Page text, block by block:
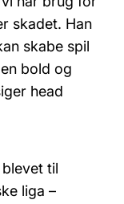
skadet. Han
skabe spil
bold og
head
til
liga –